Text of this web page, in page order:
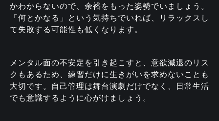
かわからないので、余裕をもった姿勢でいましょう。
「何とかなる」という気持ちでいれば、リラックスし
て失敗する可能性も低くなります。
メンタル面の不安定を引き起こすと、意欲減退のリス
クもあるため、練習だけに生きがいを求めないことも
大切です。自己管理は舞台演劇だけでなく、日常生活
でも意識するように心がけましょう。